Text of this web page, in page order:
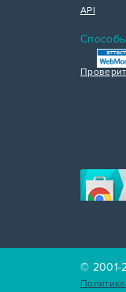
API
© 2001-